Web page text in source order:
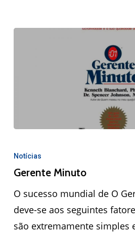
Notícias
Gerente Minuto
O sucesso mundial de O
deve-se aos seguintes
são extremamente simples